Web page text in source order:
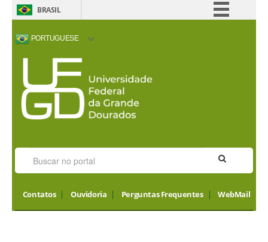
BRASIL
PORTUGUESE
ACESSIBILIDADE ALTO CONTRASTE
VISITORS
Contatos Ouvidoria Perguntas Frequentes WebMail